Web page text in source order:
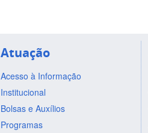
Atuação
Acesso à Informação
Institucional
Bolsas e Auxílios
Programas